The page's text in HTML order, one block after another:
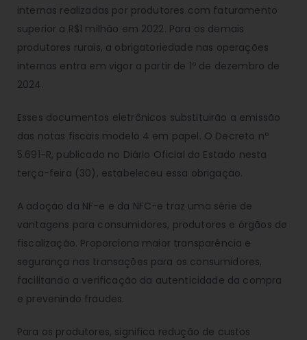
internas realizadas por produtores com faturamento
superior a R$1 milhão em 2022. Para os demais
produtores rurais, a obrigatoriedade nas operações
internas entra em vigor a partir de 1º de dezembro de
2024.
Esses documentos eletrônicos substituirão a emissão
das notas fiscais modelo 4 em papel. O Decreto nº
5.691-R, publicado no Diário Oficial do Estado nesta
terça-feira (30), estabeleceu essa obrigação.
A adoção da NF-e e da NFC-e traz uma série de
vantagens para consumidores, produtores e órgãos de
fiscalização. Proporciona maior transparência e
segurança nas transações para os consumidores,
facilitando a verificação da autenticidade da compra
e prevenindo fraudes.
Para os produtores, significa redução de custos